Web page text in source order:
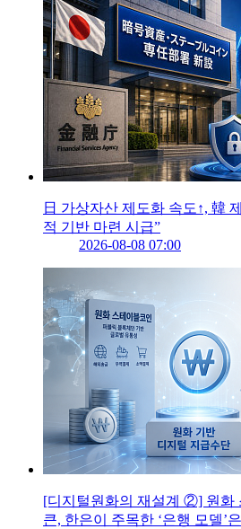
日 가상자산 제도화 속도↑, 韓
적 기반 마련 시급”
2026-08-08 07:00
[디지털원화의 재설계 ②] 원화
큰, 한은이 주목한 ‘은행 모델’은